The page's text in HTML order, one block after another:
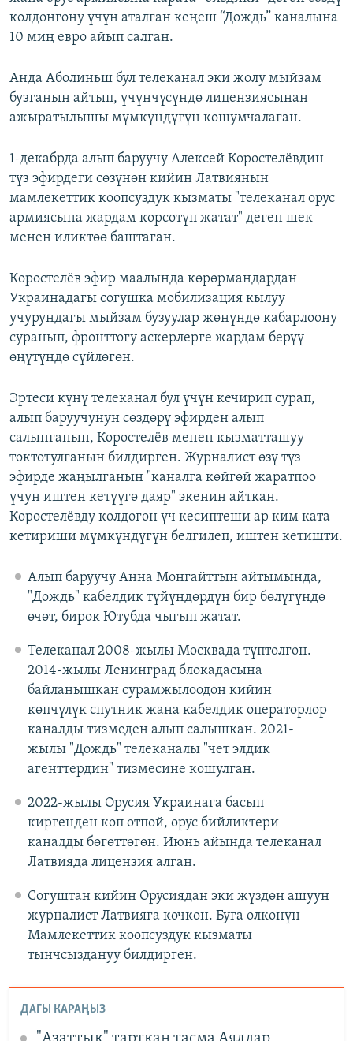
колдонгону үчүн аталган кеңеш “Дождь” каналына
10 миң евро айып салган.
Анда Аболиньш бул телеканал эки жолу мыйзам
бузганын айтып, үчүнчүсүндө лицензиясынан
ажыратылышы мүмкүндүгүн кошумчалаган.
1-декабрда алып баруучу Алексей Коростелёвдин
түз эфирдеги сөзүнөн кийин Латвиянын
мамлекеттик коопсуздук кызматы "телеканал орус
армиясына жардам көрсөтүп жатат" деген шек
менен иликтөө баштаган.
Коростелёв эфир маалында көрөрмандардан
Украинадагы согушка мобилизация кылуу
учурундагы мыйзам бузуулар жөнүндө кабарлоону
суранып, фронттогу аскерлерге жардам берүү
өңүтүндө сүйлөгөн.
Эртеси күнү телеканал бул үчүн кечирип сурап,
алып баруучунун сөздөрү эфирден алып
салынганын, Коростелёв менен кызматташуу
токтотулганын билдирген. Журналист өзү түз
эфирде жаңылганын "каналга көйгөй жаратпоо
үчун иштен кетүүгө даяр" экенин айткан.
Коростелёвду колдогон үч кесиптеши ар ким ката
кетириши мүмкүндүгүн белгилеп, иштен кетишти.
Алып баруучу Анна Монгайттын айтымында,
"Дождь" кабелдик түйүндөрдүн бир бөлүгүндө
өчөт, бирок Ютубда чыгып жатат.
Телеканал 2008-жылы Москвада түптөлгөн.
2014-жылы Ленинград блокадасына
байланышкан сурамжылоодон кийин
көпчүлүк спутник жана кабелдик операторлор
каналды тизмеден алып салышкан. 2021-
жылы "Дождь" телеканалы "чет элдик
агенттердин" тизмесине кошулган.
2022-жылы Орусия Украинага басып
киргенден көп өтпөй, орус бийликтери
каналды бөгөттөгөн. Июнь айында телеканал
Латвияда лицензия алган.
Согуштан кийин Орусиядан эки жүздөн ашуун
журналист Латвияга көчкөн. Буга өлкөнүн
Мамлекеттик коопсуздук кызматы
тынчсыздануу билдирген.
ДАГЫ КАРАҢЫЗ